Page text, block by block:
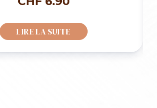
LIRE LA SUITE